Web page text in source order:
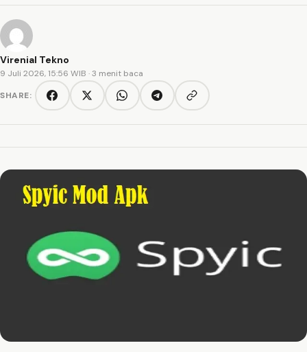
Virenial Tekno
9 Juli 2026, 15:56 WIB · 3 menit baca
SHARE:
FacebookTwitter/XWhatsAppTelegramCopy link